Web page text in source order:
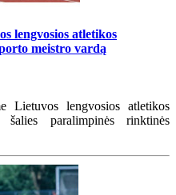
lengvosios atletikos
meistro vardą
Lietuvos lengvosios atletikos
šalies paralimpinės rinktinės